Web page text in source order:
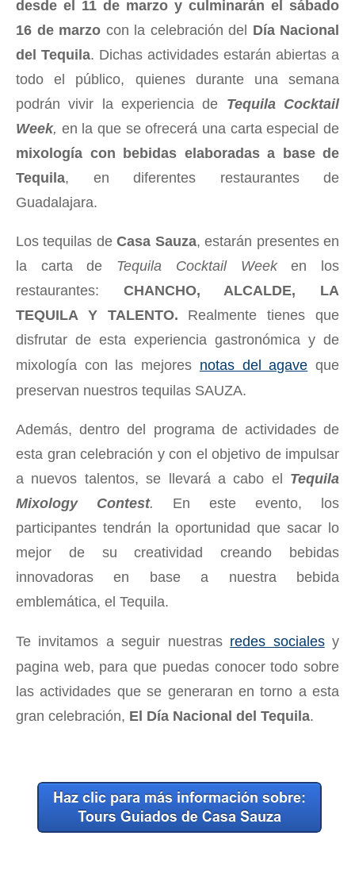
desde el 11 de marzo y culminarán el sábado
16 de marzo con la celebración del Día Nacional
del Tequila. Dichas actividades estarán abiertas a
todo el público, quienes durante una semana
podrán vivir la experiencia de Tequila Cocktail
Week, en la que se ofrecerá una carta especial de
mixología con bebidas elaboradas a base de
Tequila, en diferentes restaurantes de
Guadalajara.
Los tequilas deCasa Sauza, estarán presentes en
la carta de Tequila Cocktail Weeken los
restaurantes: CHANCHO, ALCALDE, LA
TEQUILA Y TALENTO. Realmente tienes que
disfrutar de esta experiencia gastronómica y de
mixología con las mejores notas del agave que
preservan nuestros tequilas SAUZA.
Además, dentro del programa de actividades de
esta gran celebración y con el objetivo de impulsar
a nuevos talentos, se llevará a cabo el Tequila
Mixology Contest. En este evento, los
participantes tendrán la oportunidad que sacar lo
mejor de su creatividad creando bebidas
innovadoras en base a nuestra bebida
emblemática, el Tequila.
Te invitamos a seguir nuestras redes socialesy
pagina web, para que puedas conocer todo sobre
las actividades que se generaran en torno a esta
gran celebración, El Día Nacional del Tequila.